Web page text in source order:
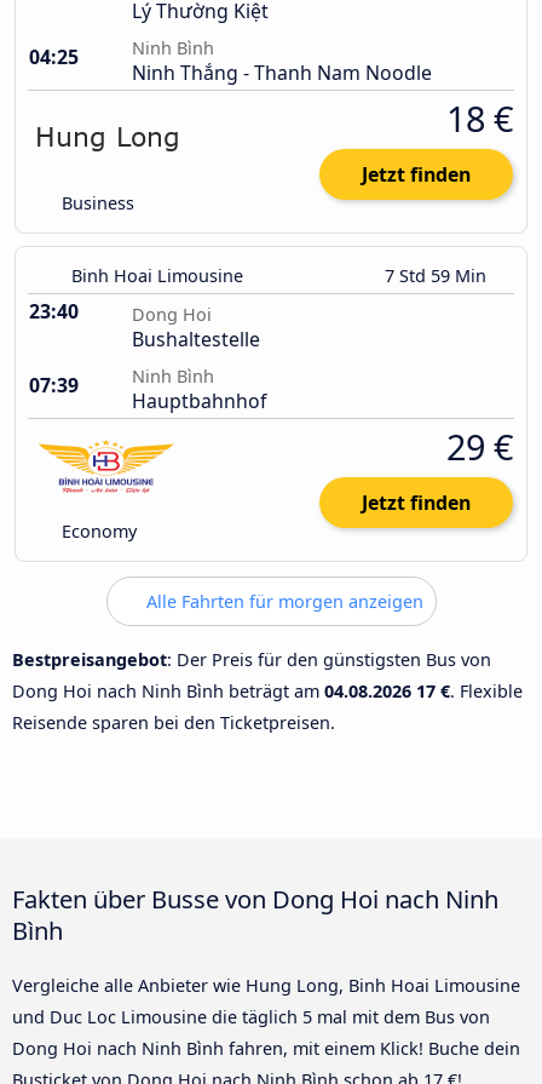
Lý Thường Kiệt
04:25
Ninh Bình
Ninh Thắng - Thanh Nam Noodle
Business
18 €
Jetzt finden
Binh Hoai Limousine 7 Std 59 Min
23:40 Dong Hoi
Bushaltestelle
07:39
Ninh Bình
Hauptbahnhof
Economy
29 €
Jetzt finden
Alle Fahrten für morgen anzeigen
Bestpreisangebot: Der Preis für den günstigsten Bus von
Dong Hoi nach Ninh Bình beträgt am 04.08.2026 17 €. Flexible
Reisende sparen bei den Ticketpreisen.
Fakten über Busse von Dong Hoi nach Ninh
Bình
Vergleiche alle Anbieter wie Hung Long, Binh Hoai Limousine
und Duc Loc Limousine die täglich 5 mal mit dem Bus von
Dong Hoi nach Ninh Bình fahren, mit einem Klick! Buche dein